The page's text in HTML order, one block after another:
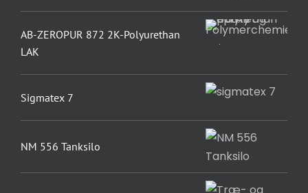
AB-ZEROPUR 872 2K-Polyurethan
LAK
Sigmatex 7
NM 556 Tanksilo